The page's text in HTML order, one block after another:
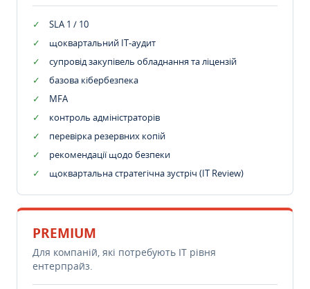
SLA 1 / 10
щоквартальний IT-аудит
супровід закупівель обладнання та ліцензій
базова кібербезпека
MFA
контроль адміністраторів
перевірка резервних копій
рекомендації щодо безпеки
щоквартальна стратегічна зустріч (IT Review)
PREMIUM
Для компаній, які потребують ІТ рівня
ентерпрайз.